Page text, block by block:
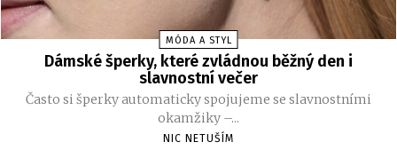
MÓDA A STYL
Dámské šperky, které zvládnou běžný den i
slavnostní večer
Často si šperky automaticky spojujeme se slavnostními
okamžiky –...
NIC NETUŠÍM